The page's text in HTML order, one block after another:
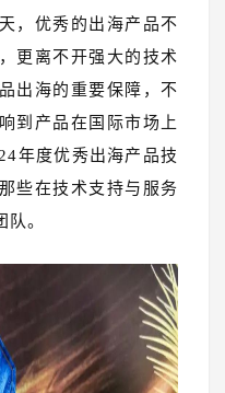
，优秀的出海产品不
更离不开强大的技术
出海的重要保障，不
到产品在国际市场上
年度优秀出海产品技
些在技术支持与服务
。